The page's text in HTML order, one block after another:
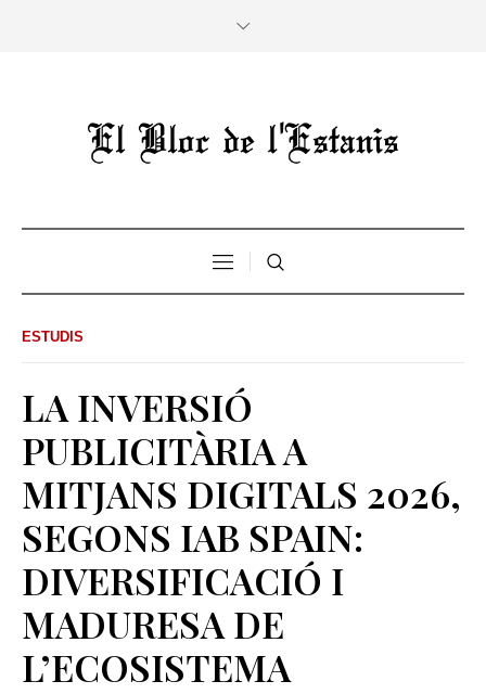
ESTUDIS
LA INVERSIÓ
PUBLICITÀRIA A
MITJANS DIGITALS 2026,
SEGONS IAB SPAIN:
DIVERSIFICACIÓ I
MADURESA DE
L’ECOSISTEMA